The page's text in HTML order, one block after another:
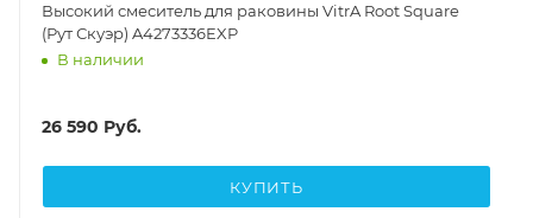
Высокий смеситель для раковины VitrA Root Square
(Рут Скуэр) A4273336EXP
В наличии
26 590 Руб.
КУПИТЬ